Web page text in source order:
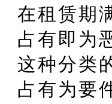
在租赁期
占有即为
这种分类
占有为要